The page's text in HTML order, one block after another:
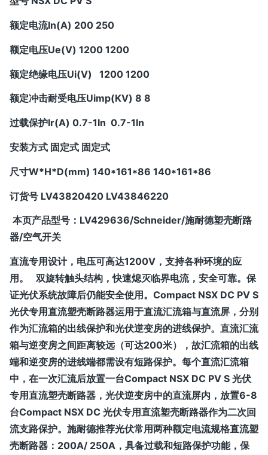
额定电流In(A) 200 250
额定电压Ue(V) 1200 1200
额定绝缘电压Ui(V) 1200 1200
额定冲击耐受电压Uimp(KV) 8 8
过载保护Ir(A) 0.7-1In 0.7-1In
安装方式 固定式 固定式
尺寸W*H*D(mm) 140*161*86 140*161*86
订货号 LV43820420 LV43846220
本页产品型号： LV429636/Schneider/施耐德塑壳断路
器/空气开关
直流专用设计，电压可高达1200V，支持各种环境的应
用。 双旋转触头结构，快速熄灭临界电流，安全可靠。保
证光伏系统故障后仍能安全使用。Compact NSX DC PV S
光伏专用直流塑壳断路器运用于直流汇流箱与直流屏，分别
作为汇流箱的出线保护和光伏逆变房的进线保护。直流汇流
箱与逆变房之间距离较远（可达200米），故汇流箱的出线
端和逆变房的进线端都需设有短路保护。每个直流汇流箱
中，在一次汇流后放置一台Compact NSX DC PV S 光伏
专用直流塑壳断路器，光伏逆变房中的直流屏内，放置6-8
台Compact NSX DC 光伏专用直流塑壳断路器作为二次回
流支路保护。施耐德推荐光伏常用两种额定电流规格直流塑
壳断路器：200A/ 250A，具备过载和短路保护功能，保